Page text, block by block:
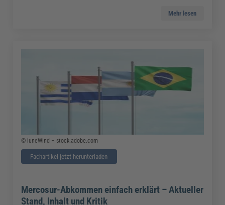
Mehr lesen
© iuneWind – stock.adobe.com
Fachartikel jetzt herunterladen
Mercosur-Abkommen einfach erklärt – Aktueller
Stand, Inhalt und Kritik